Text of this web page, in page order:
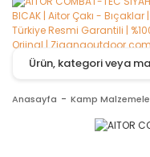
Anasayfa Kamp